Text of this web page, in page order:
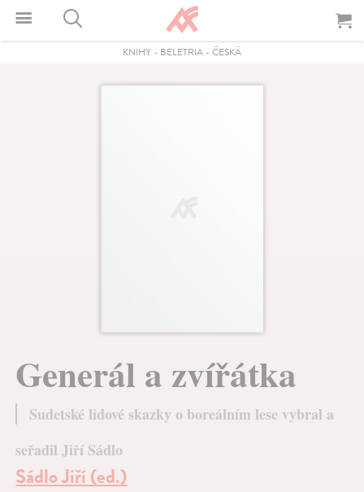
KNIHY - BELETRIA - ČESKÁ
Generál a zvířátka
Sudetské lidové skazky o boreálním lese vybral a
seřadil Jiří Sádlo
Sádlo Jiří (ed.)